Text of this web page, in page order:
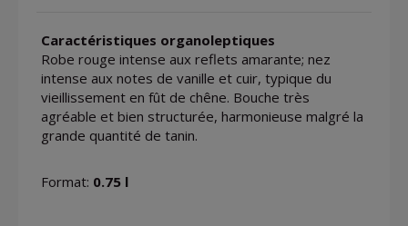
Caractéristiques organoleptiques
Robe rouge intense aux reflets amarante; nez
intense aux notes de vanille et cuir, typique du
vieillissement en fût de chêne. Bouche très
agréable et bien structurée, harmonieuse malgré la
grande quantité de tanin.
Format: 0.75 l